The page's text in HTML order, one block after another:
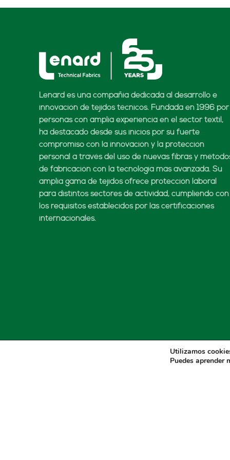
Lenard es una compañía dedicada al desarrollo e
innovación de tejidos técnicos. Fundada en 1996 por
personas con amplia experiencia en el sector textil,
ha destacado desde sus inicios por su fuerte
compromiso con la innovación y la protección
personal a través del uso de nuevas fibras y
de fabricación con la tecnología más avanzada. Su
amplia gama de tejidos ofrece protección laboral
para distintos sectores de actividad, cumpliendo con
los requisitos establecidos por las certificaciones
internacionales.
Utilizamos
Puedes